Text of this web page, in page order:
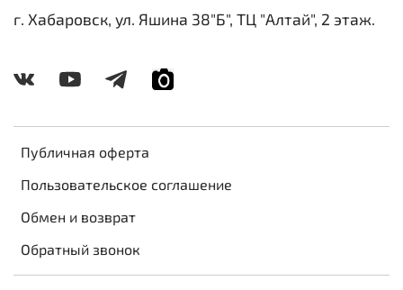
Публичная оферта
Пользовательское соглашение
Обмен и возврат
Обратный звонок
г. Хабаровск, ул. Яшина 38"Б", ТЦ "Алтай", 2 этаж.